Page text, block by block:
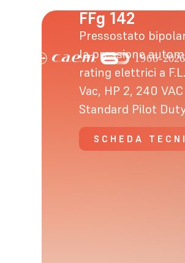
FFg 142
Pressostato
la pressione
rating elettrici a
Vac, HP 2, 240
Standard Pilot
SCHEDA